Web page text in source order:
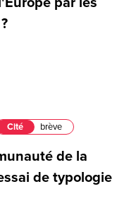
Cité brève
de la
de typologie